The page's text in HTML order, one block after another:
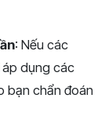
: Nếu các
áp dụng các
bạn chẩn đoán